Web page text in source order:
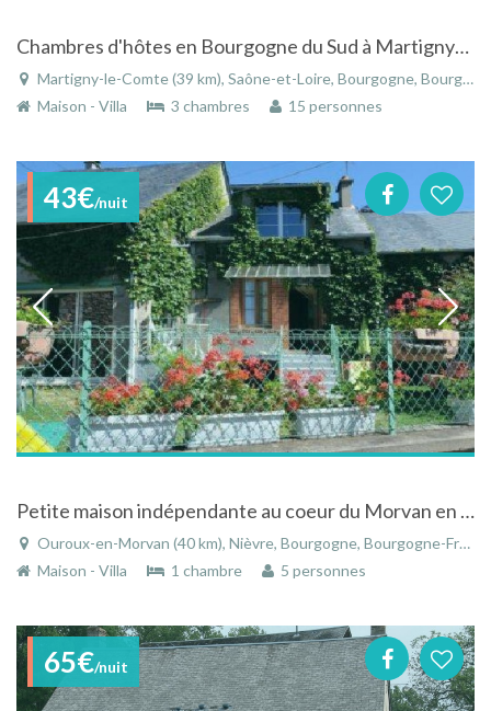
Chambres d'hôtes en Bourgogne du Sud à Martigny-le-Comte - Saône-et-Loire
Martigny-le-Comte (39 km), Saône-et-Loire, Bourgogne, Bourgogne-Franche-Comté, France
Maison - Villa
3 chambres 15 personnes
43€/nuit
Petite maison indépendante au coeur du Morvan en Bourgogne
Ouroux-en-Morvan (40 km), Nièvre, Bourgogne, Bourgogne-Franche-Comté, France
Maison - Villa
1 chambre 5 personnes
65€/nuit